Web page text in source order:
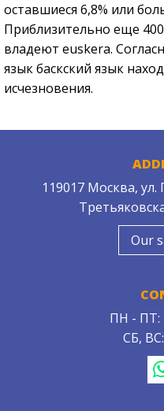
оставшиеся 6,8% или
Приблизительно еще
владеют euskera.
язык баскский язык
исчезновения.
119017 Москва, ул.
Our
ПН - ПТ:
СБ,